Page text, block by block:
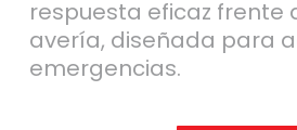
respuesta eficaz frente
avería, diseñada para
emergencias.